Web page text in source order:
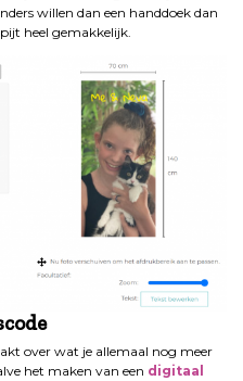
willen dan een handdoek dan
heel gemakkelijk.
over wat je allemaal nog meer
het maken van een digitaal